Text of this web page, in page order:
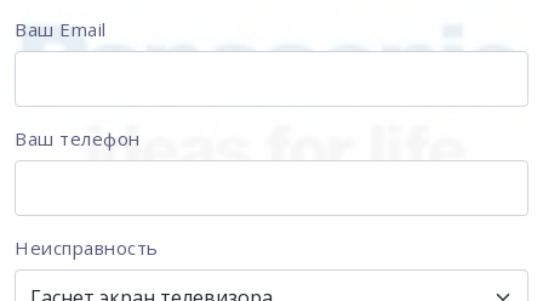
Ваш Email
Ваш телефон
Неисправность